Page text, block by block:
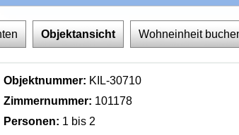
Objektansicht Wohneinheit
Objektnummer: KIL-30710
Zimmernummer: 101178
Personen: 1 bis 2